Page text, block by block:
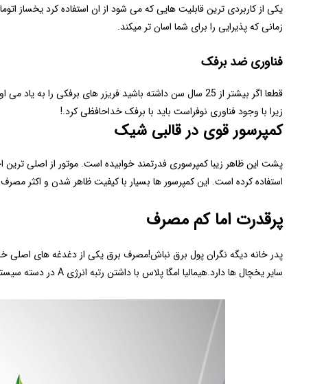
یکی از کاربردی ترین قابلیت هایی که می شود از ان استفاده کرد
زمانی که پذیرایی را برای شما اسان تر میکند.
فناوری ضد برفک
قطعا اگر بیشتر از 25 سال سن داشته باشید فریزر های
زیرا با وجود فناوری نوفراست باید با برفک خداحافظی کرد.!
کمپرسور قوی در قالبی شیک
پشت این ظاهر زیبا کمپرسوری فدرتمند خوابیده است. موتور از اصلی
استفاده کرده است. این کمپرسور ها بسیار با کیفیت ظاهر شدن و اکثر مصرف
پرقدرت اما کم مصرف
پدر خانه دیگه نگران پول برق نباش!مصرف برق یکی از دغدغه های اصلی
سایر یخچال ها دارد.هیمالیا امگا پلاس با داشتن رتبه انرژی A در دسته سیستم های برودتی کم مصرف قرار دارد که برای بسیار مقرون به صرفه است.